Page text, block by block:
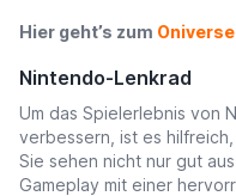
Hier geht’s zum
Nintendo-Lenkrad
Um das Spielerlebnis von
verbessern, ist es
Sie sehen nicht nur gut
Gameplay mit einer